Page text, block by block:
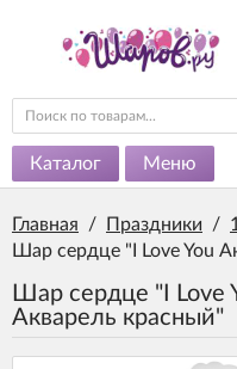
Каталог Меню
Главная / Праздники /
Шар сердце "I Love You
Шар сердце "I Love
Акварель красный"